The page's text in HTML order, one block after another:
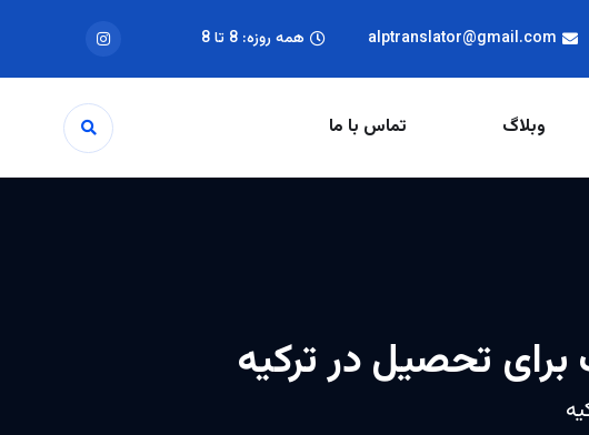
alptranslator@gmail.com همه روزه: 8 تا 8
وبلاگ تماس با ما
تحصیل در ترکیه